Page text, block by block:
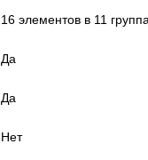
16 элементов в 11
Да
Да
Нет